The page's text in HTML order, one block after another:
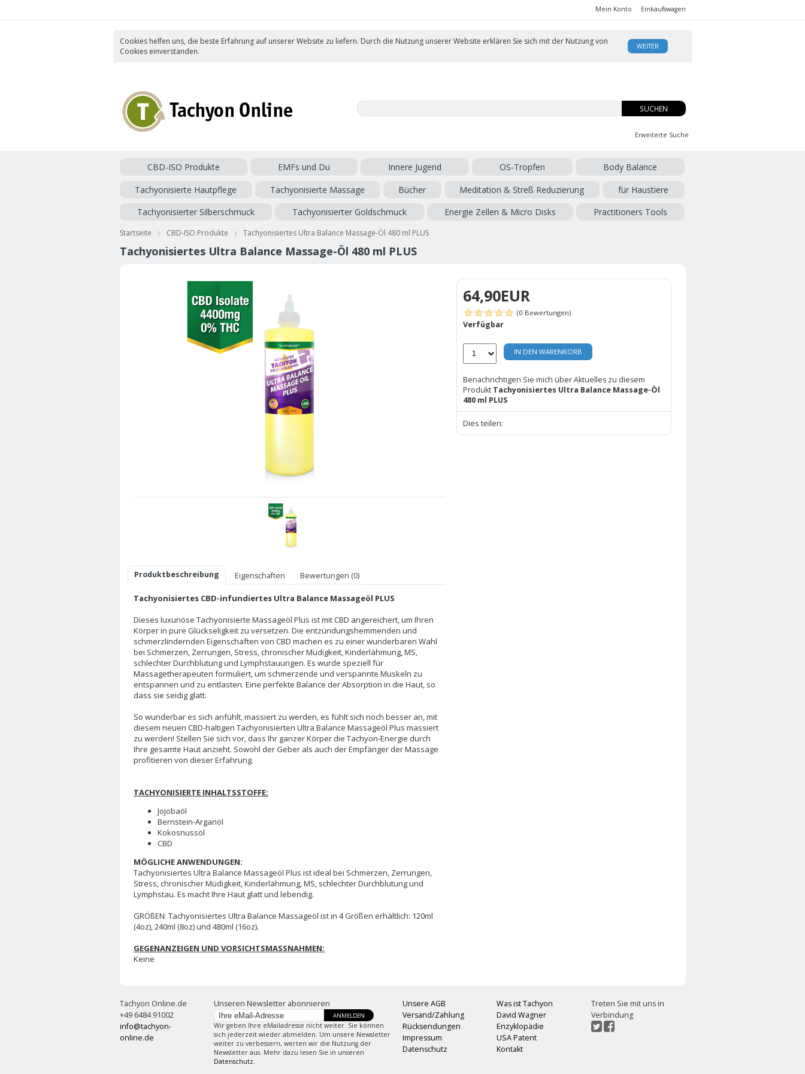
Mein Konto Einkaufswagen
Cookies helfen uns, die beste Erfahrung auf unserer Website zu liefern. Durch die Nutzung unserer Website erklären Sie sich mit der Nutzung von
Cookies einverstanden.
WEITER
SUCHEN
Erweiterte Suche
CBD-ISO Produkte EMFs und Du Innere Jugend OS-Tropfen
Body Balance
Tachyonisierte Hautpflege
Tachyonisierte Massage Bücher Meditation & Streß Reduzierung
für Haustiere
Tachyonisierter Silberschmuck
Tachyonisierter Goldschmuck Energie Zellen & Micro Disks Practitioners Tools
Startseite CBD-ISO Produkte Tachyonisiertes Ultra Balance Massage-Öl 480 ml PLUS
Tachyonisiertes Ultra Balance Massage-Öl 480 ml PLUS
Produktbeschreibung Eigenschaften Bewertungen (0)
Tachyonisiertes CBD-infundiertes Ultra Balance Massageöl PLUS
Dieses luxuriöse Tachyonisierte Massageöl Plus ist mit CBD angereichert, um Ihren
Körper in pure Glückseligkeit zu versetzen. Die entzündungshemmenden und
schmerzlindernden Eigenschaften von CBD machen es zu einer wunderbaren Wahl
bei Schmerzen, Zerrungen, Stress, chronischer Müdigkeit, Kinderlähmung, MS,
schlechter Durchblutung und Lymphstauungen. Es wurde speziell für
Massagetherapeuten formuliert, um schmerzende und verspannte Muskeln zu
entspannen und zu entlasten. Eine perfekte Balance der Absorption in die Haut, so
dass sie seidig glatt.
So wunderbar es sich anfühlt, massiert zu werden, es fühlt sich noch besser an, mit
diesem neuen CBD-haltigen Tachyonisierten Ultra Balance Massageöl Plus massiert
zu werden! Stellen Sie sich vor, dass Ihr ganzer Körper die Tachyon-Energie durch
Ihre gesamte Haut anzieht. Sowohl der Geber als auch der Empfänger der Massage
profitieren von dieser Erfahrung.
TACHYONISIERTE INHALTSSTOFFE:
Jojobaöl
Bernstein-Arganöl
Kokosnussöl
CBD
MÖGLICHE ANWENDUNGEN:
Tachyonisiertes Ultra Balance Massageöl Plus ist ideal bei Schmerzen, Zerrungen,
Stress, chronischer Müdigkeit, Kinderlähmung, MS, schlechter Durchblutung und
Lymphstau. Es macht Ihre Haut glatt und lebendig.
GRÖßEN: Tachyonisiertes Ultra Balance Massageöl ist in 4 Größen erhältlich: 120ml
(4oz), 240ml (8oz) und 480ml (16oz).
GEGENANZEIGEN UND VORSICHTSMASSNAHMEN:
Keine
64,90EUR
(0 Bewertungen)
Verfügbar
IN DEN WARENKORB
Benachrichtigen Sie mich über Aktuelles zu diesem
Produkt Tachyonisiertes Ultra Balance Massage-Öl
480 ml PLUS
Dies teilen:
Tachyon Online.de
+49 6484 91002
info@tachyon-
online.de
Unseren Newsletter abonnieren
ANMELDEN
Wir geben Ihre eMailadresse nicht weiter. Sie können
sich jederzeit wieder abmelden. Um unsere Newsletter
weiter zu verbessern, werten wir die Nutzung der
Newsletter aus. Mehr dazu lesen Sie in unseren
Datenschutz.
Unsere AGB
Versand/Zahlung
Rücksendungen
Impressum
Datenschutz
Was ist Tachyon
David Wagner
Enzyklopädie
USA Patent
Kontakt
Treten Sie mit uns in
Verbindung